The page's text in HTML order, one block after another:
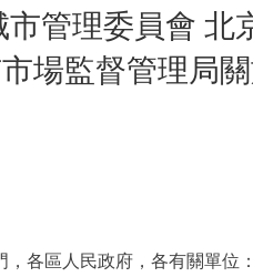
市管理委員會 北
場監督管理局
，各區人民政府，各有關單位